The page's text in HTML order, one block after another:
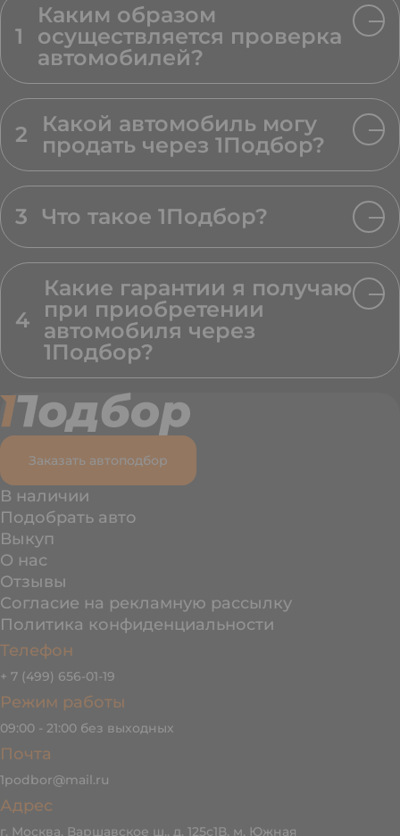
1
Каким образом
осуществляется проверка
автомобилей?
2
Какой автомобиль могу
продать через 1Подбор?
3 Что такое 1Подбор?
4
Какие гарантии я получаю
при приобретении
автомобиля через
1Подбор?
Заказать автоподбор
В наличии
Подобрать авто
Выкуп
О нас
Отзывы
Согласие на рекламную рассылку
Политика конфиденциальности
Телефон
+ 7 (499) 656-01-19
Режим работы
09:00 - 21:00 без выходных
Почта
1podbor@mail.ru
Адрес
г. Москва, Варшавское ш., д. 125с1В, м. Южная